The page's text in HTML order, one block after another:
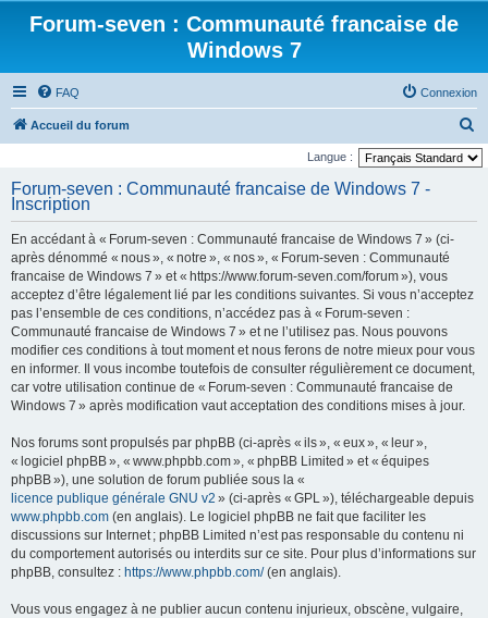
Forum-seven : Communauté francaise de
Windows 7
FAQ Connexion
Accueil du forum
e
Langue :
Forum-seven : Communauté francaise de Windows 7 -
Inscription
En accédant à « Forum-seven : Communauté francaise de Windows 7 » (ci-
après dénommé « nous », « notre », « nos », « Forum-seven : Communauté
francaise de Windows 7 » et « https://www.forum-seven.com/forum »), vous
acceptez d’être légalement lié par les conditions suivantes. Si vous n’acceptez
pas l’ensemble de ces conditions, n’accédez pas à « Forum-seven :
Communauté francaise de Windows 7 » et ne l’utilisez pas. Nous pouvons
modifier ces conditions à tout moment et nous ferons de notre mieux pour vous
en informer. Il vous incombe toutefois de consulter régulièrement ce document,
car votre utilisation continue de « Forum-seven : Communauté francaise de
Windows 7 » après modification vaut acceptation des conditions mises à jour.
Nos forums sont propulsés par phpBB (ci-après « ils », « eux », « leur »,
« logiciel phpBB », « www.phpbb.com », « phpBB Limited » et « équipes
phpBB »), une solution de forum publiée sous la «
licence publique générale GNU v2 » (ci-après « GPL »), téléchargeable depuis
www.phpbb.com (en anglais). Le logiciel phpBB ne fait que faciliter les
discussions sur Internet ; phpBB Limited n’est pas responsable du contenu ni
du comportement autorisés ou interdits sur ce site. Pour plus d’informations sur
phpBB, consultez : https://www.phpbb.com/(en anglais).
Vous vous engagez à ne publier aucun contenu injurieux, obscène, vulgaire,